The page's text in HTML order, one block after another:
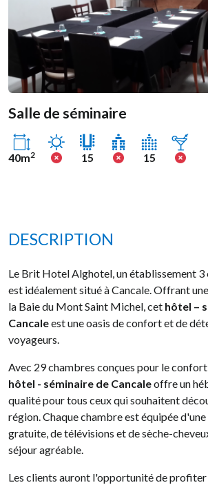
Salle de séminaire
40m2
Ensoleillé
Non
15
Non
15
Non
DESCRIPTION
Le Brit Hotel Alghotel, un établissement 3
est idéalement situé à Cancale. Offrant
la Baie du Mont Saint Michel, cet hôtel –
Cancaleest une oasis de confort et de
voyageurs.
Avec 29 chambres conçues pour le
hôtel - séminaire de Cancaleoffre un
qualité pour tous ceux qui souhaitent
région. Chaque chambre est équipée
gratuite, de télévisions et de sèche-
séjour agréable.
Les clients auront l'opportunité de profiter